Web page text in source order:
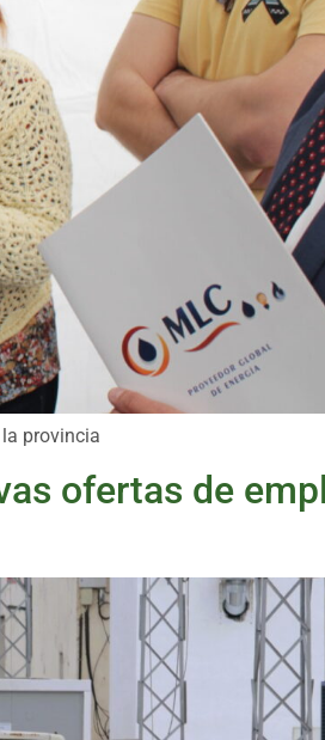
provincia
ofertas de